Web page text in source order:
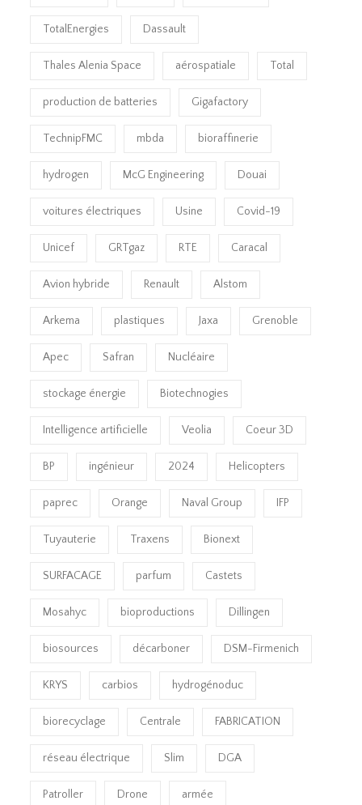
TotalEnergies Dassault
Thales Alenia Space aérospatiale Total
production de batteries Gigafactory
TechnipFMC mbda bioraffinerie
hydrogen McG Engineering Douai
voitures électriques Usine Covid-19
Unicef GRTgaz RTE Caracal
Avion hybride Renault Alstom
Arkema plastiques Jaxa Grenoble
Apec Safran Nucléaire
stockage énergie Biotechnogies
Intelligence artificielle Veolia Coeur 3D
BP ingénieur 2024 Helicopters
paprec Orange Naval Group IFP
Tuyauterie Traxens Bionext
SURFACAGE parfum Castets
Mosahyc bioproductions Dillingen
biosources décarboner DSM-Firmenich
KRYS carbios hydrogénoduc
biorecyclage Centrale FABRICATION
réseau électrique Slim DGA
Patroller Drone armée